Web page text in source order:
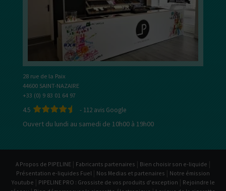
28 rue de la Paix
44600 SAINT-NAZAIRE
+33 (0) 9 83 01 64 97
4.5 - 112 avis Google
Ouvert du lundi au samedi de 10h00 à 19h00
A Propos de PIPELINE | Fabricants partenaires | Bien choisir son e-liquide |
Présentation e-liquides Fuel | Nos Medias et partenaires | Notre émission
Youtube | PIPELINE PRO : Grossiste de vos produits d'exception | Rejoindre le